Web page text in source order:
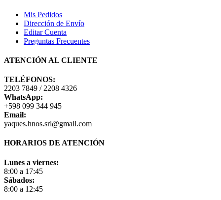
Mis Pedidos
Dirección de Envío
Editar Cuenta
Preguntas Frecuentes
ATENCIÓN AL CLIENTE
TELÉFONOS:
2203 7849 / 2208 4326
WhatsApp:
+598 099 344 945
Email:
yaques.hnos.srl@gmail.com
HORARIOS DE ATENCIÓN
Lunes a viernes:
8:00 a 17:45
Sábados:
8:00 a 12:45